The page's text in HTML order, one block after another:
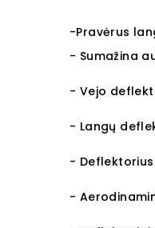
-Pravėrus
- Sumažina
- Vejo
- Langų
-
-